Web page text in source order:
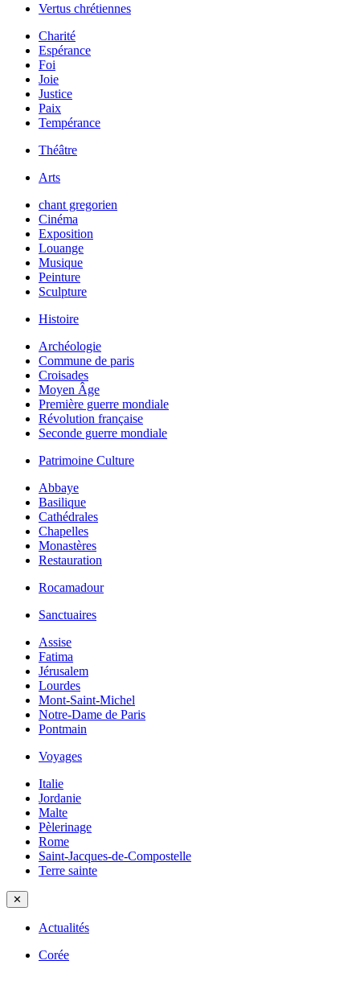
Vertus chrétiennes
Charité
Espérance
Foi
Joie
Justice
Paix
Tempérance
Théâtre
Arts
chant gregorien
Cinéma
Exposition
Louange
Musique
Peinture
Sculpture
Histoire
Archéologie
Commune de paris
Croisades
Moyen Âge
Première guerre mondiale
Révolution française
Seconde guerre mondiale
Patrimoine Culture
Abbaye
Basilique
Cathédrales
Chapelles
Monastères
Restauration
Rocamadour
Sanctuaires
Assise
Fatima
Jérusalem
Lourdes
Mont-Saint-Michel
Notre-Dame de Paris
Pontmain
Voyages
Italie
Jordanie
Malte
Pèlerinage
Rome
Saint-Jacques-de-Compostelle
Terre sainte
✕
Actualités
Corée